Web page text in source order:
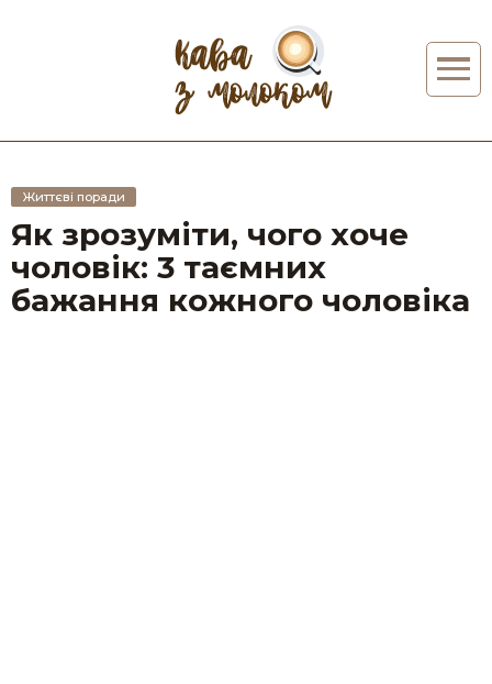
Життєві поради
Як зрозуміти, чого хоче
чоловік: 3 таємних
бажання кожного чоловіка